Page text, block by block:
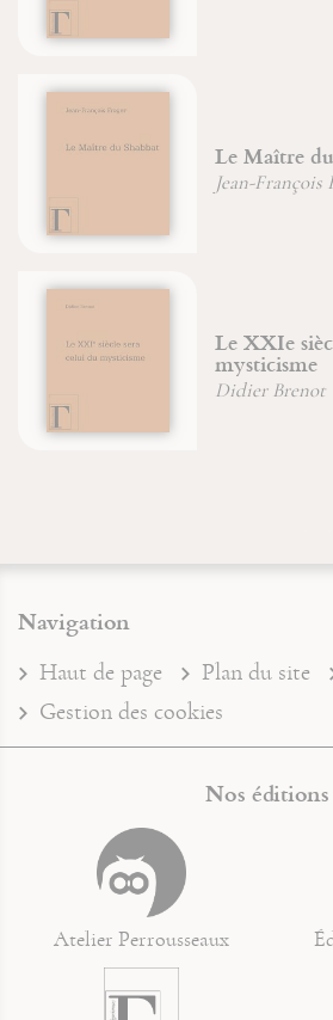
Le Maître du Shabbat
Jean-François Froger
Le XXIe siècle sera
mysticisme
Didier Brenot
Navigation
Haut de page Plan du site
Gestion des cookies
Nos éditions
Atelier Perrousseaux